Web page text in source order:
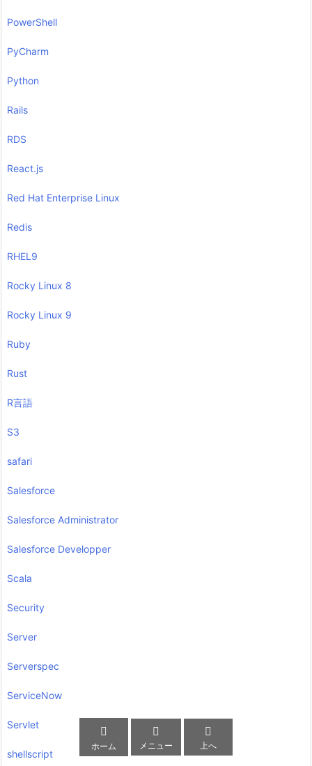
PowerShell
PyCharm
Python
Rails
RDS
React.js
Red Hat Enterprise Linux
Redis
RHEL9
Rocky Linux 8
Rocky Linux 9
Ruby
Rust
R言語
S3
safari
Salesforce
Salesforce Administrator
Salesforce Developper
Scala
Security
Server
Serverspec
ServiceNow
Servlet
shellscript

ホーム

メニュー

上へ